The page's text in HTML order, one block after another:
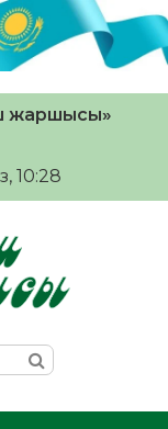
жаршысы»
10:28